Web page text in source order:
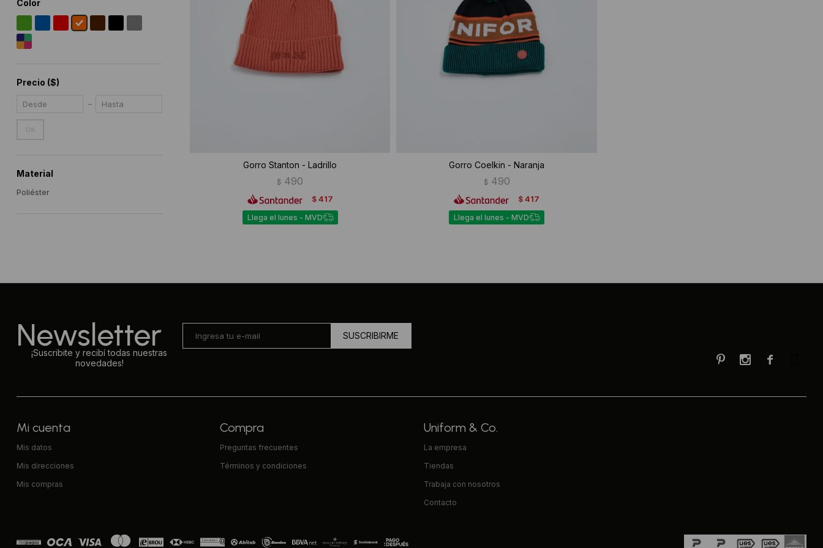
Gorro Stanton - Ladrillo
$ 490
$ 417
Llega el lunes - MVD
Gorro Coelkin - Naranja
$ 490
$ 417
Llega el lunes - MVD
Color
Precio ($)
Material
Poliéster
Newsletter
¡Suscribite y recibí todas nuestras
novedades!
SUSCRIBIRME

 
Mi cuenta
Mis datos
Mis direcciones
Mis compras
Compra
Preguntas frecuentes
Términos y condiciones
Uniform & Co.
La empresa
Tiendas
Trabaja con nosotros
Contacto